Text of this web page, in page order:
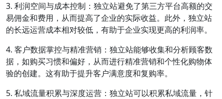
3. 利润空间与成本控制：独立站避免了第三方平台高额的交
易佣金和费用，从而提高了企业的实际收益。此外，独立站
的长远运营成本相对较低，有助于企业实现更高的利润率。
4. 客户数据掌控与精准营销：独立站能够收集和分析顾客数
据，如购买习惯和偏好，从而进行精准营销和个性化购物体
验的创建。这有助于提升客户满意度和复购率。
5. 私域流量积累与深度运营：独立站可以积累私域流量，针